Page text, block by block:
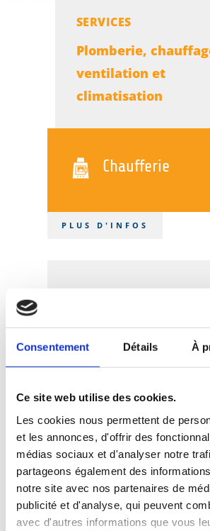
Consentement Détails À
Ce site web utilise des cookies.
Les cookies nous permettent de
et les annonces, d'offrir des
médias sociaux et d'analyser notre
partageons également des
notre site avec nos partenaires de
publicité et d'analyse, qui peuvent
avec d'autres informations que vous
SERVICES
Plomberie,
ventilation et
climatisation
Chaufferie
PLUS D'INFOS
Pompe à
PLUS D'INFOS